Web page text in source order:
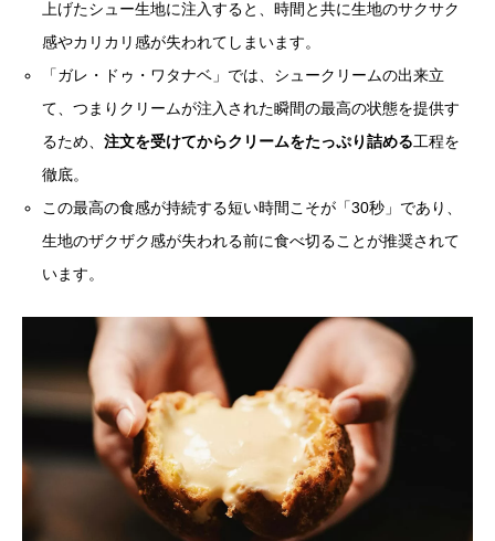
上げたシュー生地に注入すると、時間と共に生地のサクサク
感やカリカリ感が失われてしまいます。
「ガレ・ドゥ・ワタナベ」では、シュークリームの出来立
て、つまりクリームが注入された瞬間の最高の状態を提供す
るため、注文を受けてからクリームをたっぷり詰める工程を
徹底。
この最高の食感が持続する短い時間こそが「30秒」であり、
生地のザクザク感が失われる前に食べ切ることが推奨されて
います。